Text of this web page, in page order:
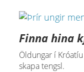
Finna hina
Öldungar í
skapa tengsl.